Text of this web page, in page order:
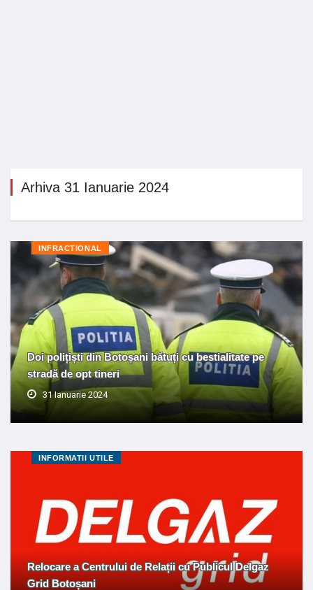
Arhiva 31 Ianuarie 2024
INFRACTIONAL
Doi polițiști din Botoșani bătuți cu bestialitate pe
stradă de opt tineri
31 Ianuarie 2024
INFORMATII UTILE
Relocare a Centrului de Relații cu Publicul Delgaz
Grid Botoșani